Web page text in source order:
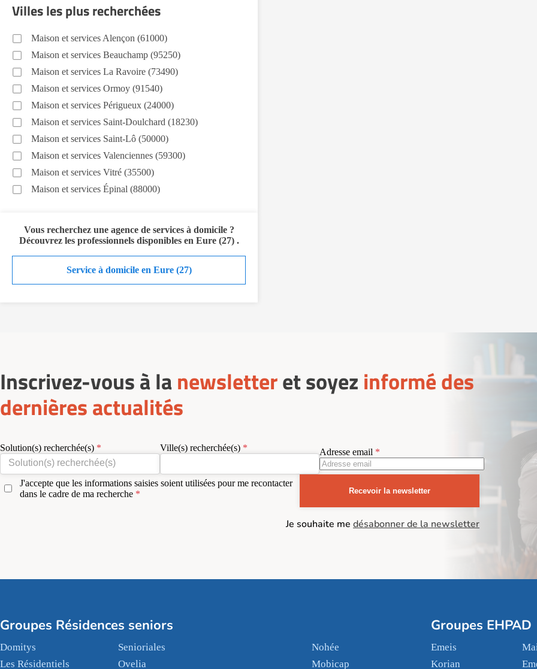
Villes les plus recherchées
Maison et services Alençon (61000)
Maison et services Beauchamp (95250)
Maison et services La Ravoire (73490)
Maison et services Ormoy (91540)
Maison et services Périgueux (24000)
Maison et services Saint-Doulchard (18230)
Maison et services Saint-Lô (50000)
Maison et services Valenciennes (59300)
Maison et services Vitré (35500)
Maison et services Épinal (88000)
Vous recherchez une agence de services à domicile?
Découvrez les professionnels disponibles en Eure (27).
Service à domicile en Eure (27)
Inscrivez-vous à lanewsletteret soyez informé des
dernières actualités
Solution(s) recherchée(s) Ville(s) recherchée(s) Adresse email
J'accepte que les informations saisies soient utilisées pour me recontacter
dans le cadre de ma recherche
Recevoir la newsletter
Je souhaite me désabonner de la newsletter
Groupes Résidences seniors
Domitys Senioriales
Nohée
Les Résidentiels
Ovelia Mobicap
Groupes EHPAD
Emeis
Korian